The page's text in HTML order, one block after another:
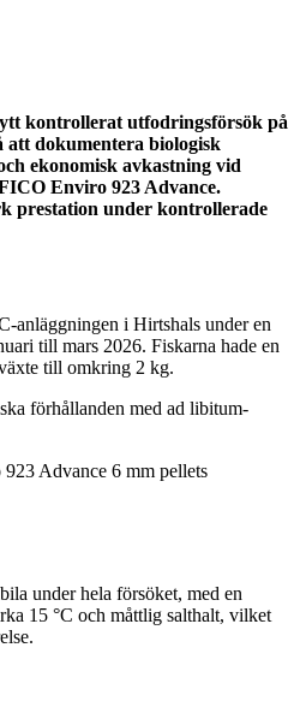
kontrollerat utfodringsförsök på
att dokumentera biologisk
ekonomisk avkastning vid
Enviro 923 Advance.
prestation under kontrollerade
anläggningen i Hirtshals under en
till mars 2026. Fiskarna hade en
till omkring 2 kg.
förhållanden med ad libitum-
Advance 6 mm pellets
under hela försöket, med en
15 °C och måttlig salthalt, vilket